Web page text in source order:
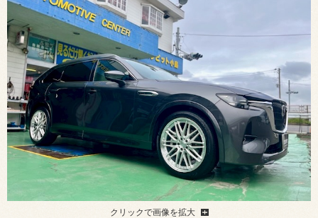
クリックで画像を拡大